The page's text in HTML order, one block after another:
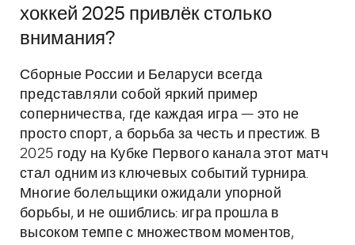
хоккей 2025 привлёк столько
внимания?
Сборные России и Беларуси всегда
представляли собой яркий пример
соперничества, где каждая игра — это не
просто спорт, а борьба за честь и престиж. В
2025 году на Кубке Первого канала этот матч
стал одним из ключевых событий турнира.
Многие болельщики ожидали упорной
борьбы, и не ошиблись: игра прошла в
высоком темпе с множеством моментов,